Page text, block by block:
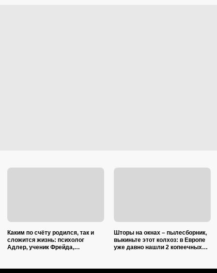
Каким по счёту родился, так и
сложится жизнь: психолог
Адлер, ученик Фрейда,
Шторы на окнах – пылесборник,
выкиньте этот колхоз: в Европе
уже давно нашли 2 копеечных